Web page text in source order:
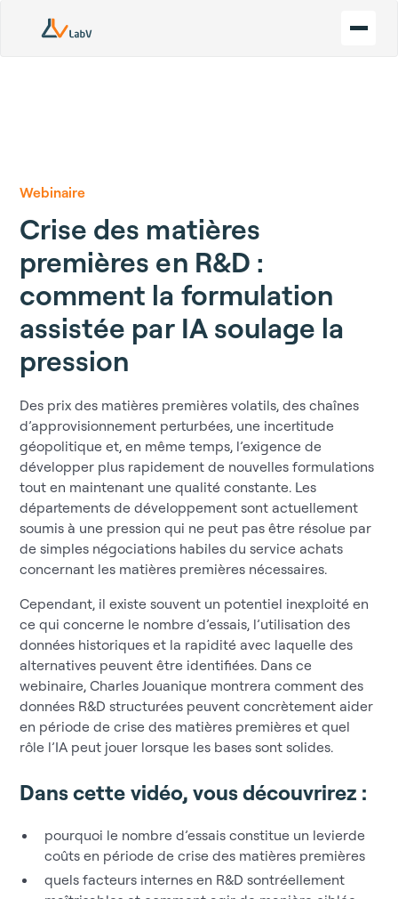
Webinaire
Crise des matières
premières en R&D :
comment la formulation
assistée par IA soulage la
pression
Des prix des matières premières volatils, des chaînes
d’approvisionnement perturbées, une incertitude
géopolitique et, en même temps, l’exigence de
développer plus rapidement de nouvelles formulations
tout en maintenant une qualité constante. Les
départements de développement sont actuellement
soumis à une pression qui ne peut pas être résolue par
de simples négociations habiles du service achats
concernant les matières premières nécessaires.
Cependant, il existe souvent un potentiel inexploité en
ce qui concerne le nombre d’essais, l’utilisation des
données historiques et la rapidité avec laquelle des
alternatives peuvent être identifiées. Dans ce
webinaire, Charles Jouanique montrera comment des
données R&D structurées peuvent concrètement aider
en période de crise des matières premières et quel
rôle l’IA peut jouer lorsque les bases sont solides.
Dans cette vidéo, vous découvrirez :
pourquoi le nombre d’essais constitue un levierde
coûts en période de crise des matières premières
quels facteurs internes en R&D sontréellement